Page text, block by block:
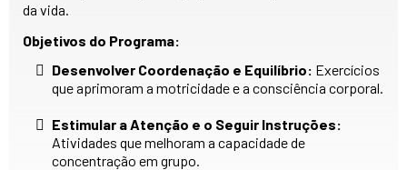
da vida.
Objetivos do Programa:
Desenvolver Coordenação e Equilíbrio: Exercícios
que aprimoram a motricidade e a consciência corporal.
Estimular a Atenção e o Seguir Instruções:
Atividades que melhoram a capacidade de
concentração em grupo.